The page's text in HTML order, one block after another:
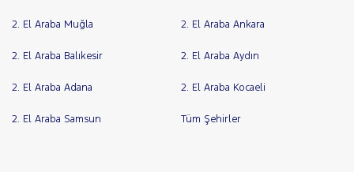
2. El Araba Muğla 2. El Araba Ankara
2. El Araba Balıkesir 2. El Araba Aydın
2. El Araba Adana 2. El Araba Kocaeli
2. El Araba Samsun Tüm Şehirler